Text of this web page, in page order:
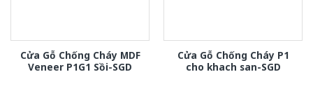
Cửa Gỗ Chống Cháy MDF
Veneer P1G1 Sồi-SGD
Cửa Gỗ Chống Cháy P1
cho khach san-SGD